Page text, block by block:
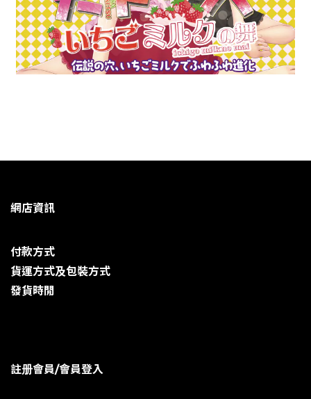
網店資訊
付款方式
貨運方式及包裝方式
發貨時閒
註册會員/會員登入